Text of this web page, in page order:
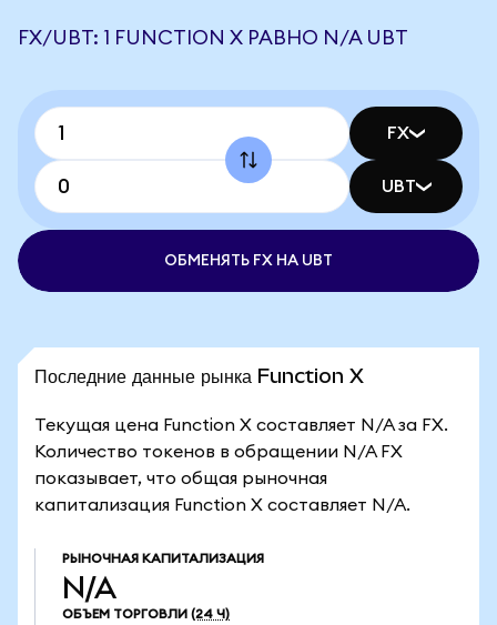
FX/UBT: 1 FUNCTION X РАВНО N/A UBT
FX
UBT
ОБМЕНЯТЬ FX НА UBT
Последние данные рынка Function X
Текущая цена Function X составляет N/A за FX.
Количество токенов в обращении N/A FX
показывает, что общая рыночная
капитализация Function X составляет N/A.
РЫНОЧНАЯ КАПИТАЛИЗАЦИЯ
N/A
ОБЪЕМ ТОРГОВЛИ (24 Ч)